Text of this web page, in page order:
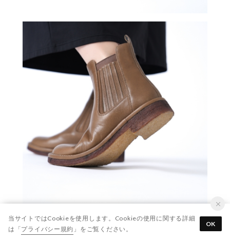
シンプルなライトグレーのタートルネックとブラック
スカートに、スリットゴアブーツを合わせることで、
当サイトではCookieを使用します。Cookieの使用に関する詳細
は「プライバシー規約 」をご覧ください。
OK